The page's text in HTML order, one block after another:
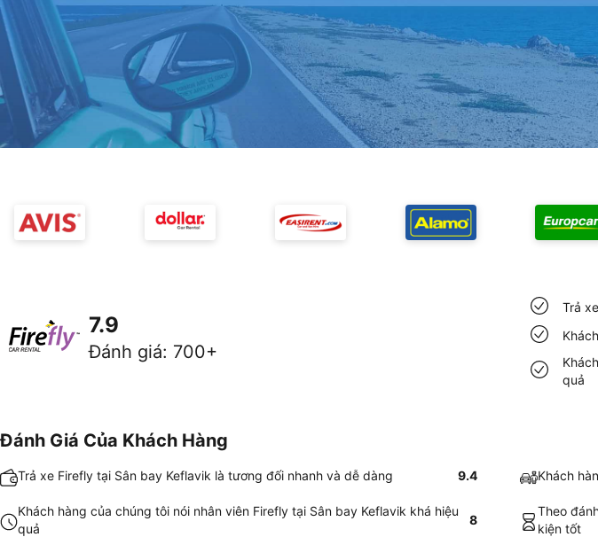
7.9
Đánh giá: 700+
Trả
quả
Đánh Giá Của Khách Hàng
Trả xe Firefly tại Sân bay Keflavik là tương đối nhanh và dễ dàng 9.4 Khách
Khách hàng của chúng tôi nói nhân viên Firefly tại Sân bay Keflavik khá hiệu
quả
8
Theo
kiện tốt